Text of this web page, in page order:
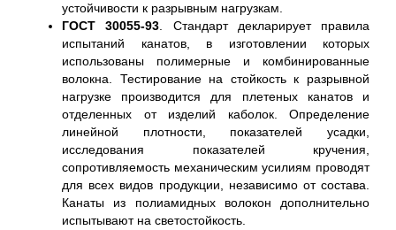
устойчивости к разрывным нагрузкам.
ГОСТ 30055-93 . Стандарт декларирует правила
испытаний канатов, в изготовлении которых
использованы полимерные и комбинированные
волокна. Тестирование на стойкость к разрывной
нагрузке производится для плетеных канатов и
отделенных от изделий каболок. Определение
линейной плотности, показателей усадки,
исследования показателей кручения,
сопротивляемость механическим усилиям проводят
для всех видов продукции, независимо от состава.
Канаты из полиамидных волокон дополнительно
испытывают на светостойкость.